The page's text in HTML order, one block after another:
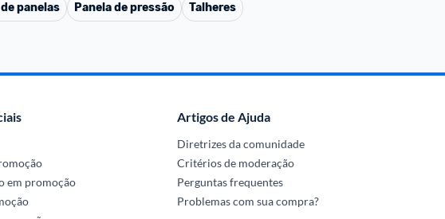
panelas Panela de pressão Talheres
em promoção
Artigos de Ajuda
Diretrizes da comunidade
Critérios de moderação
Perguntas frequentes
Problemas com sua compra?